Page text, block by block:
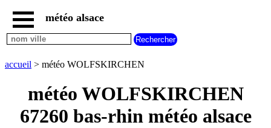
accueil
radar
WOLFSKIRCHEN
radar
météo alsace
accueil > météo WOLFSKIRCHEN
météo WOLFSKIRCHEN
67260 bas-rhin météo alsace